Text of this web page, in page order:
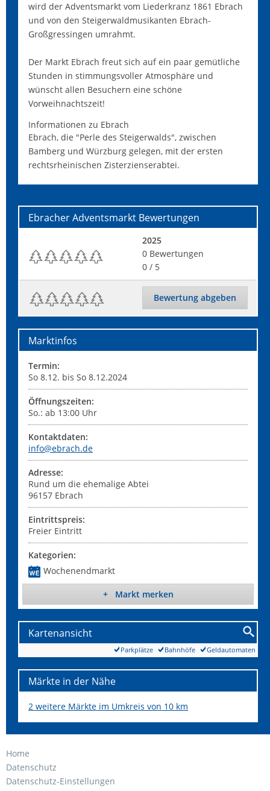
wird der Adventsmarkt vom Liederkranz 1861 Ebrach
und von den Steigerwaldmusikanten Ebrach-
Großgressingen umrahmt.
Der Markt Ebrach freut sich auf ein paar gemütliche
Stunden in stimmungsvoller Atmosphäre und
wünscht allen Besuchern eine schöne
Vorweihnachtszeit!
Informationen zu Ebrach
Ebrach, die "Perle des Steigerwalds", zwischen
Bamberg und Würzburg gelegen, mit der ersten
rechtsrheinischen Zisterzienserabtei.
Ebracher Adventsmarkt Bewertungen
2025
0 Bewertungen
0 / 5
Bewertung abgeben
Marktinfos
Termin:
So 8.12. bis So 8.12.2024
Öffnungszeiten:
So.: ab 13:00 Uhr
Kontaktdaten:
info@ebrach.de
Adresse:
Rund um die ehemalige Abtei
96157 Ebrach
Eintrittspreis:
Freier Eintritt
Kategorien:
Wochenendmarkt
+ Markt merken
Kartenansicht
Geldautomaten
Bahnhöfe
Parkplätze
Märkte in der Nähe
2 weitere Märkte im Umkreis von 10 km
Home
Datenschutz
Datenschutz-Einstellungen